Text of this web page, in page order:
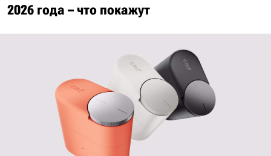
2026 года – что покажут